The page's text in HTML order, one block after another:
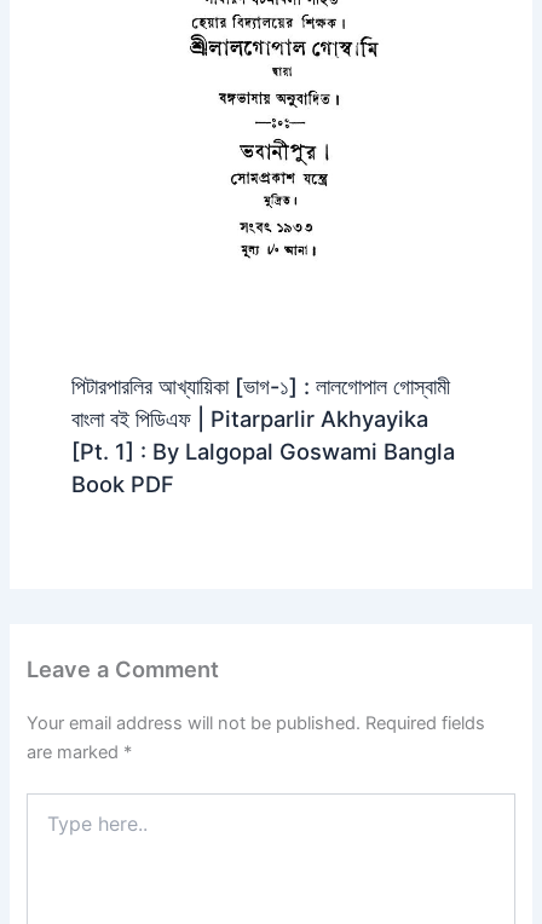
পিটারপারলির আখ্যায়িকা [ভাগ-১] : লালগোপাল গোস্বামী
বাংলা বই পিডিএফ | Pitarparlir Akhyayika
[Pt. 1] : By Lalgopal Goswami Bangla
Book PDF
Leave a Comment
Your email address will not be published. Required fields
are marked *
here..